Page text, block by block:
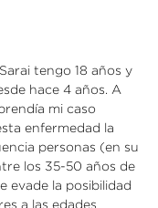
tengo 18 años y
hace 4 años. A
mi caso
enfermedad la
personas (en su
los 35-50 años de
evade la posibilidad
a las edades